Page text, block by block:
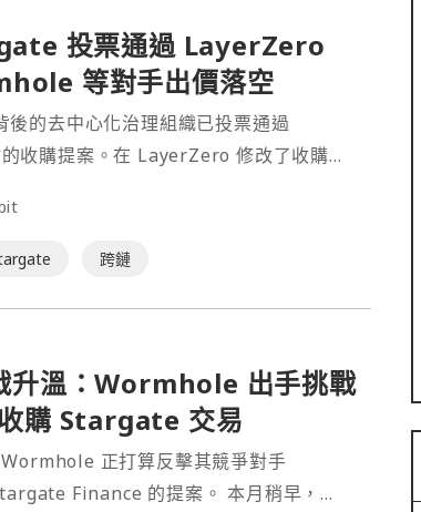
投票通過 LayerZero
等對手出價落空
的去中心化治理組織已投票通過
收購提案。在 LayerZero 修改了收購條
生代幣 STG 的持有者後，此提案獲得接
⋯
跨鏈
升溫：Wormhole 出手挑戰
購 Stargate 交易
正打算反擊其競爭對手
Finance 的提案。 本月稍早，